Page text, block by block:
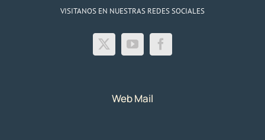
VISITANOS EN NUESTRAS REDES SOCIALES
Web Mail